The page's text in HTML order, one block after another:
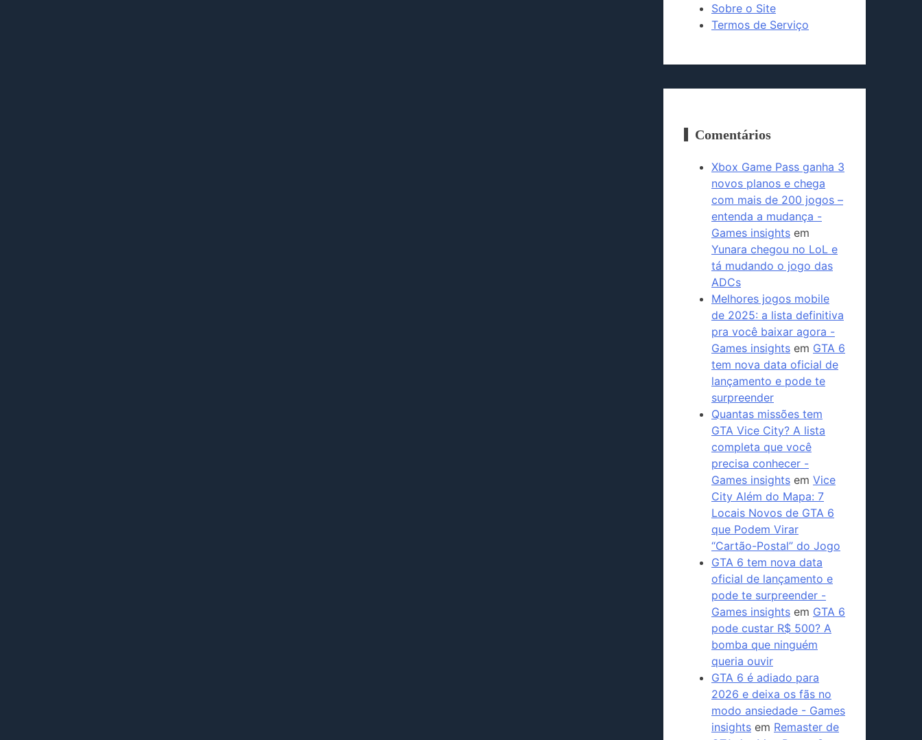
Sobre o Site
Termos de Serviço
Comentários
Xbox Game Pass ganha 3
novos planos e chega
com mais de 200 jogos –
entenda a mudança -
Games insights em
Yunara chegou no LoL e
tá mudando o jogo das
ADCs
Melhores jogos mobile
de 2025: a lista definitiva
pra você baixar agora -
Games insights em GTA 6
tem nova data oficial de
lançamento e pode te
surpreender
Quantas missões tem
GTA Vice City? A lista
completa que você
precisa conhecer -
Games insights em Vice
City Além do Mapa: 7
Locais Novos de GTA 6
que Podem Virar
“Cartão-Postal” do Jogo
GTA 6 tem nova data
oficial de lançamento e
pode te surpreender -
Games insights em GTA 6
pode custar R$ 500? A
bomba que ninguém
queria ouvir
GTA 6 é adiado para
2026 e deixa os fãs no
modo ansiedade - Games
insights em Remaster de